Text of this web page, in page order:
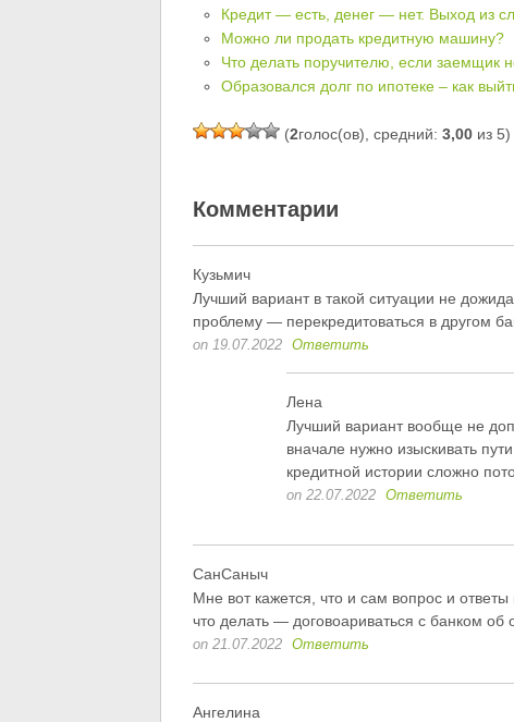
Кредит — есть, денег — нет. Выход из
Можно ли продать кредитную машину?
Что делать поручителю, если заемщик
Образовался долг по ипотеке – как
(2голос(ов), средний: 3,00из 5)
Комментарии
Кузьмич
Лучший вариант в такой ситуации не
проблему — перекредитоваться в другом
on 19.07.2022 Ответить
Лена
Лучший вариант вообще не
вначале нужно изыскивать
кредитной истории сложно
on 22.07.2022 Ответить
СанСаныч
Мне вот кажется, что и сам вопрос и
что делать — договоариваться с банком об
on 21.07.2022 Ответить
Ангелина